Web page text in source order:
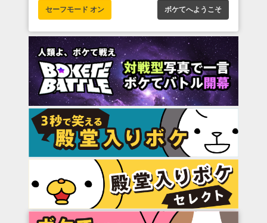
セーフモード オン ボケてへようこそ